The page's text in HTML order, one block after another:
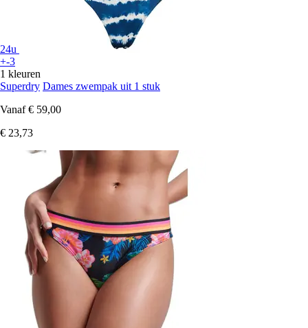
24u
+-3
1 kleuren
Superdry Dames zwempak uit 1 stuk
Vanaf € 59,00
€ 23,73